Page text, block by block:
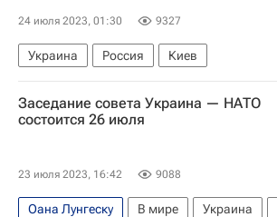
24 июля 2023, 01:30 9327
Украина Россия
Киев
Алексей Резников
НАТО
Владимир Зеленский
Йенс Столтенберг
Заседание совета Украина — НАТО
состоится 26 июля
23 июля 2023, 16:42 9088
Оана Лунгеску В мире Украина